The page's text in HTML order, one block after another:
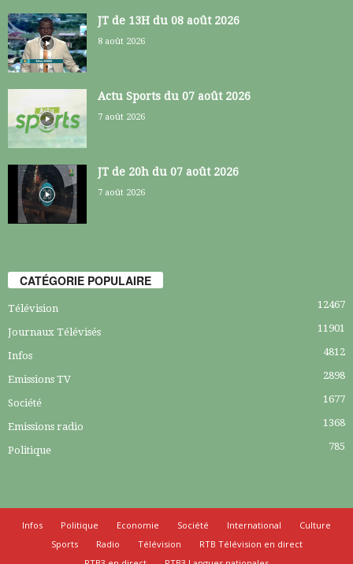
JT de 13H du 08 août 2026
8 août 2026
Actu Sports du 07 août 2026
7 août 2026
JT de 20h du 07 août 2026
7 août 2026
CATÉGORIE POPULAIRE
Télévision 12467
Journaux Télévisés 11901
Infos 4812
Emissions TV 2898
Société 1677
Emissions radio 1368
Politique 785
Infos Politique Economie Société International
Culture
Sports
Radio Télévision
RTB Télévision en direct